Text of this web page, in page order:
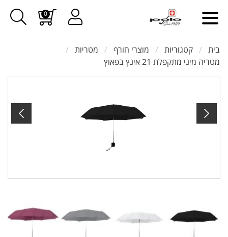
0
בית קטגוריות מוצרי חורף
מטריות
מטריה מיני מתקפלת 21 אינץ בפאוץ